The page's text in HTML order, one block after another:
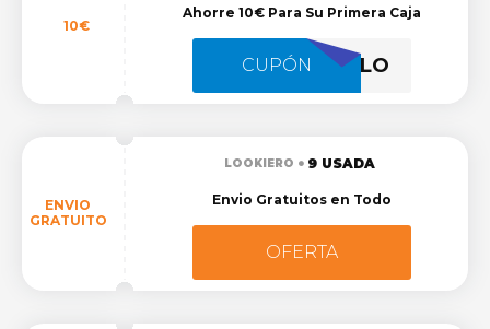
10€
Ahorre 10€ Para Su Primera Caja
CUPÓNMIESTILO
ENVIO
GRATUITO
LOOKIERO 9 USADA
Envio Gratuitos en Todo
OFERTA